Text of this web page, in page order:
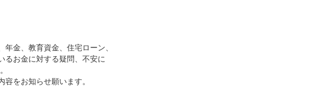
金、教育資金、住宅ローン、
るお金に対する疑問、不安に
をお知らせ願います。